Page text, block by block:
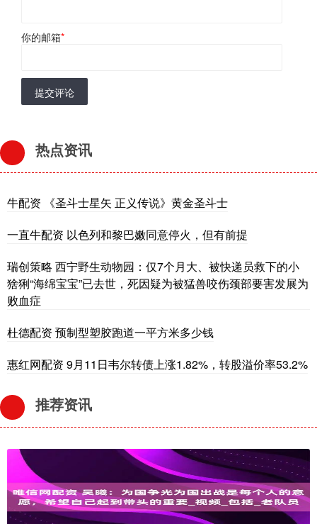
你的邮箱*
提交评论
热点资讯
牛配资 《圣斗士星矢 正义传说》黄金圣斗士
一直牛配资 以色列和黎巴嫩同意停火，但有前提
瑞创策略 西宁野生动物园：仅7个月大、被快递员救下的小
猞猁“海绵宝宝”已去世，死因疑为被猛兽咬伤颈部要害发展为
败血症
杜德配资 预制型塑胶跑道一平方米多少钱
惠红网配资 9月11日韦尔转债上涨1.82%，转股溢价率53.2%
推荐资讯